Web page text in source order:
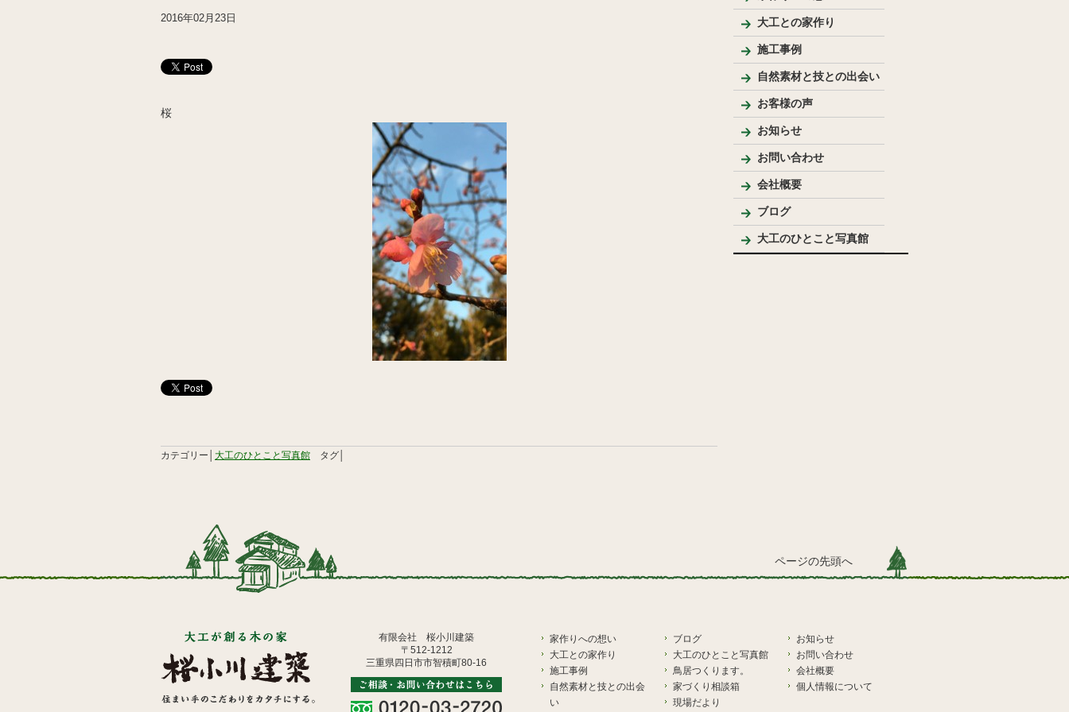
2016年02月23日
桜
カテゴリー│ 大工のひとこと写真館 タグ│
大工との家作り
家づくりの流れとポイント
プレゼンテーション
大工のこだわり
施工事例
新築自然素材を使った家
純和風住宅
洋風住宅
リフォーム
LDK
バス・洗面
トイレ
内装
外まわり
その他
リノベーション
手作り家具
テーブル・座卓等
ベンチ・椅子等
収納棚・家具等
花台・棚板・衝立等
手作りキッチン・洗面台
ウッドデッキ
模型
その他
自然素材と技との出会い
お客様の声
お知らせ
お問い合わせ
会社概要
代表プロフィール
ブログ
大工のひとこと写真館
ページの先頭へ
有限会社 桜小川建築
〒512-1212
三重県四日市市智積町80-16
家作りへの想い
大工との家作り
施工事例
自然素材と技との出会
い
ブログ
大工のひとこと写真館
鳥居つくります。
家づくり相談箱
現場だより
お知らせ
お問い合わせ
会社概要
個人情報について